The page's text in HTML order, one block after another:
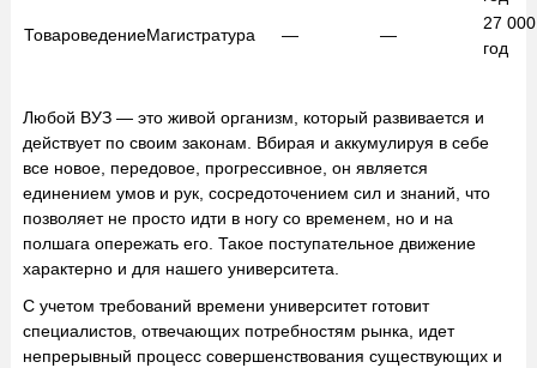
ТовароведениеМагистратура — —
27
год
Любой ВУЗ — это живой организм, который развивается и
действует по своим законам. Вбирая и аккумулируя в себе
все новое, передовое, прогрессивное, он является
единением умов и рук, сосредоточением сил и знаний, что
позволяет не просто идти в ногу со временем, но и на
полшага опережать его. Такое поступательное движение
характерно и для нашего университета.
С учетом требований времени университет готовит
специалистов, отвечающих потребностям рынка, идет
непрерывный процесс совершенствования существующих и